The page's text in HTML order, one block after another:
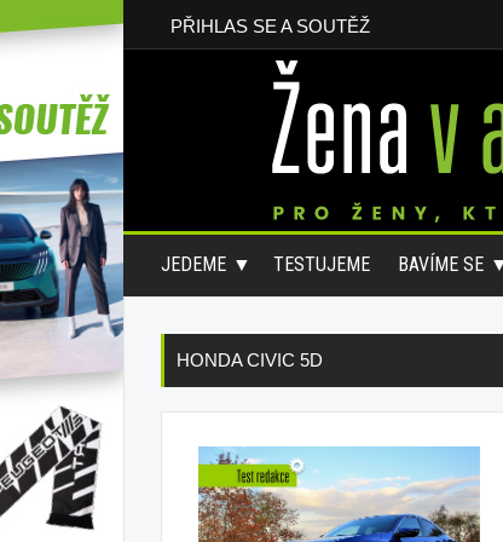
PŘIHLAS SE A SOUTĚŽ
JEDEME TESTUJEME BAVÍME SE
HONDA CIVIC 5D